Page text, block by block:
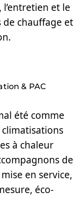
et le
de chauffage et
& PAC
été comme
climatisations
à chaleur
de
en service,
éco-